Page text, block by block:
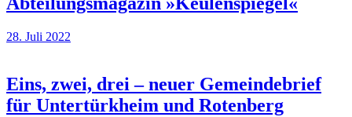
28. Juli 2022
Eins, zwei, drei – neuer Gemeindebrief
für Untertürkheim und Rotenberg